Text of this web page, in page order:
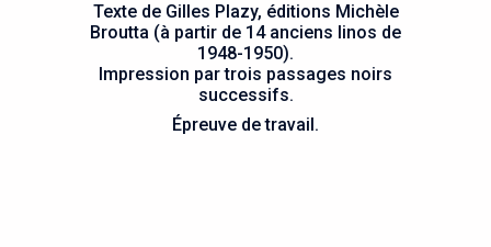
Texte de Gilles Plazy, éditions Michèle
Broutta (à partir de 14 anciens linos de
1948-1950).
Impression par trois passages noirs
successifs.
Épreuve de travail.